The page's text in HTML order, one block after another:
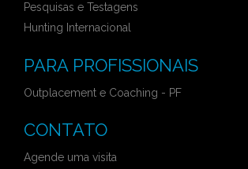
Pesquisas e Testagens
Hunting Internacional
PARA PROFISSIONAIS
Outplacement e Coaching - PF
CONTATO
Agende uma visita